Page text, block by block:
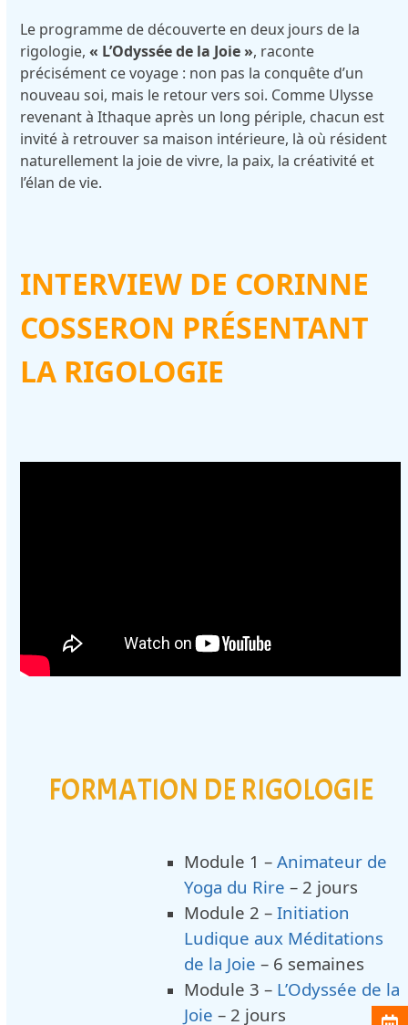
Le programme de découverte en deux jours de la
rigologie,« L’Odyssée de la Joie », raconte
précisément ce voyage : non pas la conquête d’un
nouveau soi, mais le retour vers soi. Comme Ulysse
revenant à Ithaque après un long périple, chacun est
invité à retrouver sa maison intérieure, là où résident
naturellement la joie de vivre, la paix, la créativité et
l’élan de vie.
INTERVIEW DE CORINNE
COSSERON PRÉSENTANT
LA RIGOLOGIE
FORMATION DE RIGOLOGIE
Module 1 –Animateur de
Yoga du Rire – 2 jours
Module 2 –Initiation
Ludique aux Méditations
de la Joie – 6 semaines
Module 3 – L’Odyssée de la
Joie – 2 jours